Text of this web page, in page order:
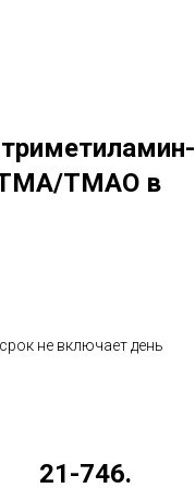
ТМА/ТМАО в
не включает день
21-746.